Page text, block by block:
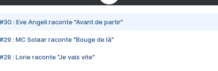
#30 : Eve Angeli raconte "Avant de partir"
#29 : MC Solaar raconte "Bouge de là"
#28 : Lorie raconte "Je vais vite"